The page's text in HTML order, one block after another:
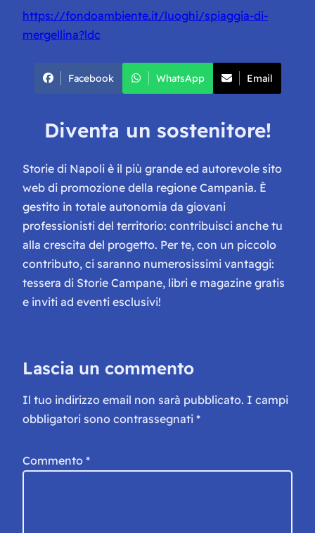
https://fondoambiente.it/luoghi/spiaggia-di-
mergellina?ldc
Facebook WhatsApp Email
Diventa un sostenitore!
Storie di Napoli è il più grande ed autorevole sito
web di promozione della regione Campania. È
gestito in totale autonomia da giovani
professionisti del territorio: contribuisci anche tu
alla crescita del progetto. Per te, con un piccolo
contributo, ci saranno numerosissimi vantaggi:
tessera di Storie Campane, libri e magazine gratis
e inviti ad eventi esclusivi!
Lascia un commento
Il tuo indirizzo email non sarà pubblicato. I campi
obbligatori sono contrassegnati *
Commento *